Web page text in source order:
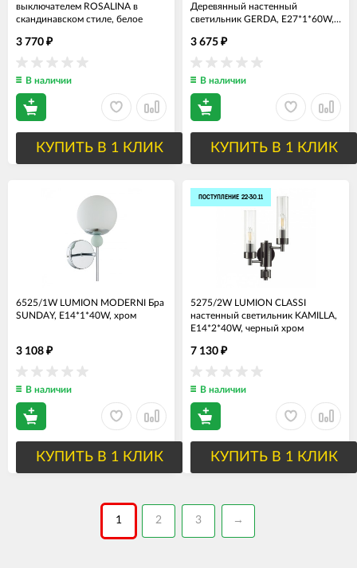
выключателем ROSALINA в
скандинавском стиле, белое
3 770 ₽
В наличии
КУПИТЬ В 1 КЛИК
Деревянный настенный
светильник GERDA, E27*1*60W,
3 675 ₽
В наличии
КУПИТЬ В 1 КЛИК
6525/1W LUMION MODERNI Бра
SUNDAY, E14*1*40W, хром
3 108 ₽
В наличии
КУПИТЬ В 1 КЛИК
ПОСТУПЛЕНИЕ 22-30.11
5275/2W LUMION CLASSI
настенный светильник KAMILLA,
E14*2*40W, черный хром
7 130 ₽
В наличии
КУПИТЬ В 1 КЛИК
1 2 3 →